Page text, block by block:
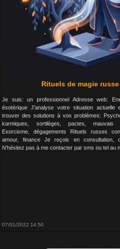
Rituels de magie russe
Je suis: un professionnel Adresse web:
ésotérique J'analyse votre situation
trouver des solutions à vos problèmes:
karmiques, sortilèges, pactes, mauvais
Exorcisme, dégagements Rituels russes
amour, finance Je reçois en consultation,
N'hésitez pas à me contacter par sms ou tel au
07/01/2022 14:50